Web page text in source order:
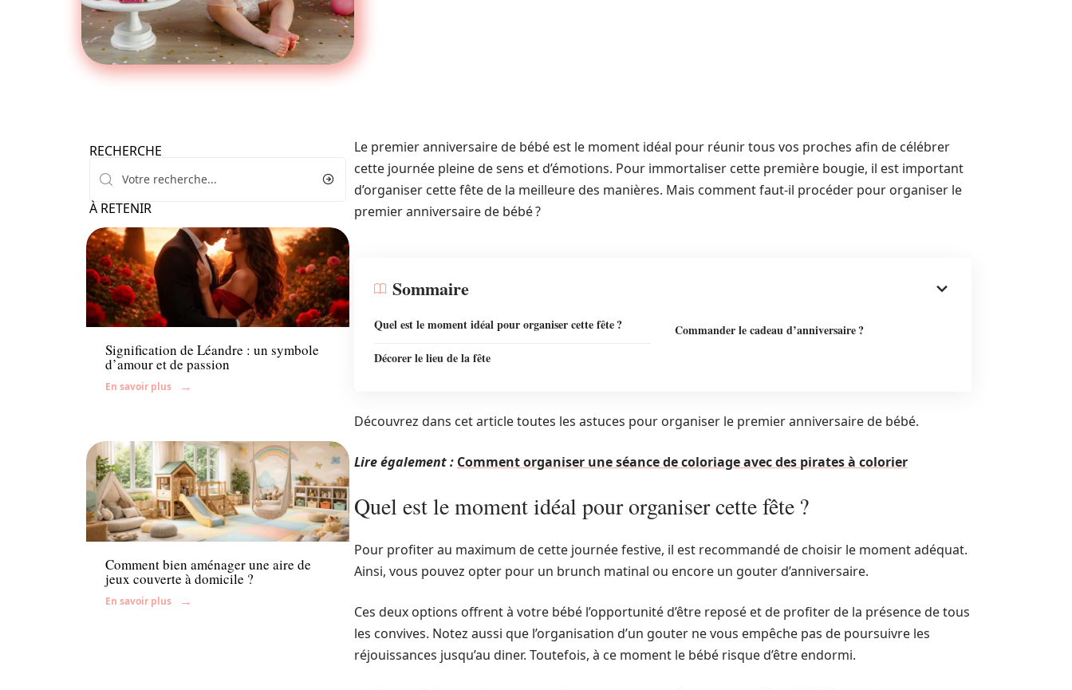
RECHERCHE
À RETENIR
Enfant
Signification de Léandre : un symbole
d’amour et de passion
En savoir plus
Bébé
Comment bien aménager une aire de
jeux couverte à domicile ?
En savoir plus
Le premier anniversaire de bébé est le moment idéal pour réunir tous vos proches afin de célébrer
cette journée pleine de sens et d’émotions. Pour immortaliser cette première bougie, il est important
d’organiser cette fête de la meilleure des manières. Mais comment faut-il procéder pour organiser le
premier anniversaire de bébé ?
Sommaire
Quel est le moment idéal pour organiser cette fête ?
Commander le cadeau d’anniversaire ?
Décorer le lieu de la fête
Découvrez dans cet article toutes les astuces pour organiser le premier anniversaire de bébé.
Lire également : Comment organiser une séance de coloriage avec des pirates à colorier
Quel est le moment idéal pour organiser cette fête ?
Pour profiter au maximum de cette journée festive, il est recommandé de choisir le moment adéquat.
Ainsi, vous pouvez opter pour un brunch matinal ou encore un gouter d’anniversaire.
Ces deux options offrent à votre bébé l’opportunité d’être reposé et de profiter de la présence de tous
les convives. Notez aussi que l’organisation d’un gouter ne vous empêche pas de poursuivre les
réjouissances jusqu’au diner. Toutefois, à ce moment le bébé risque d’être endormi.